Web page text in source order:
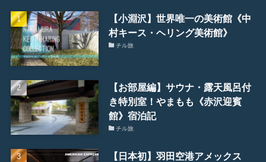
【小淵沢】世界唯一の美術館《中
村キース・ヘリング美術館》
チル旅
【お部屋編】サウナ・露天風呂付
き特別室！やまもも《赤沢迎賓
館》宿泊記
チル旅
【日本初】羽田空港アメックス